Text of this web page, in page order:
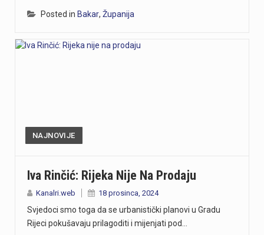
Posted in Bakar, Županija
NAJNOVIJE
Iva Rinčić: Rijeka Nije Na Prodaju
Kanalri.web 18 prosinca, 2024
Svjedoci smo toga da se urbanistički planovi u Gradu
Rijeci pokušavaju prilagoditi i mijenjati pod…